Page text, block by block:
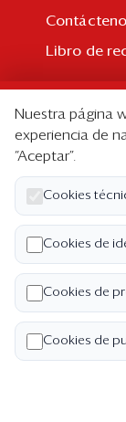
Libro de
Paquetes
Edición
Nosotros
Quiénes
Código de
Términos y
Copyright
Nuestra página
experiencia de
“Aceptar”.
Cookies
Cookies de
Cookies de
Cookies de